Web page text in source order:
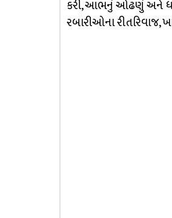
કરી, આભનું ઓઢણું અને
રબારીઓના રીતરિવાજ,